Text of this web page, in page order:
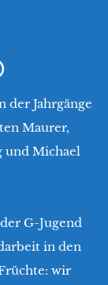
der Jahrgänge
Maurer,
und Michael
G-Jugend
in den
wir